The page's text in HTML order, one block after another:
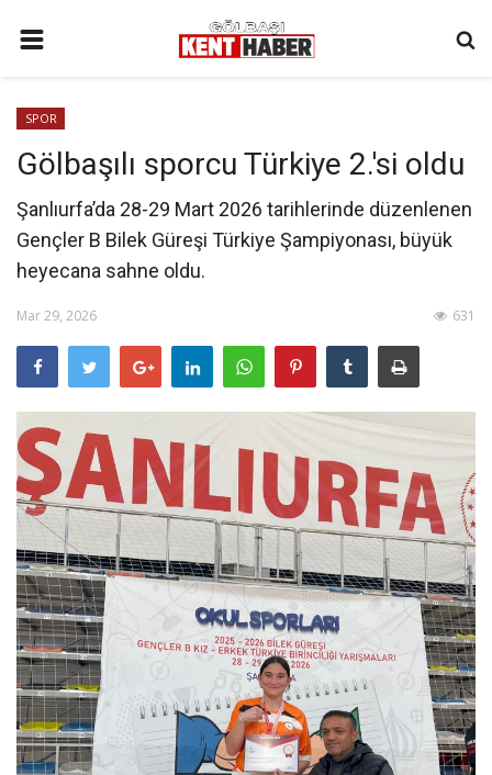
İLETIŞIM
3. SAYFA
GÜNDEM
SİYASET
KÜNYE
MALATYA
SPOR
DİĞER
YAZARLARIMIZ
ÖZEL ANKETLER
SPOR
Gölbaşılı sporcu Türkiye 2.'si oldu
Şanlıurfa’da 28-29 Mart 2026 tarihlerinde düzenlenen
Gençler B Bilek Güreşi Türkiye Şampiyonası, büyük
heyecana sahne oldu.
Mar 29, 2026 631